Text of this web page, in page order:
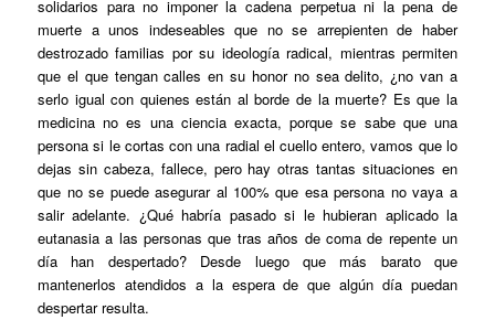
solidarios para no imponer la cadena perpetua ni la pena de
muerte a unos indeseables que no se arrepienten de haber
destrozado familias por su ideología radical, mientras permiten
que el que tengan calles en su honor no sea delito, ¿no van a
serlo igual con quienes están al borde de la muerte? Es que la
medicina no es una ciencia exacta, porque se sabe que una
persona si le cortas con una radial el cuello entero, vamos que lo
dejas sin cabeza, fallece, pero hay otras tantas situaciones en
que no se puede asegurar al 100% que esa persona no vaya a
salir adelante. ¿Qué habría pasado si le hubieran aplicado la
eutanasia a las personas que tras años de coma de repente un
día han despertado? Desde luego que más barato que
mantenerlos atendidos a la espera de que algún día puedan
despertar resulta.